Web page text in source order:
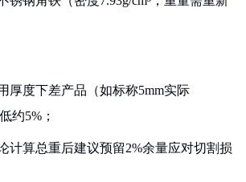
厚度下差产品（如标称5mm实际
约5%；
计算总重后建议预留2%余量应对切割损